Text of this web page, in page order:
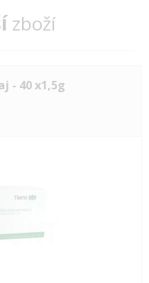
zboží
- 40 x1,5g